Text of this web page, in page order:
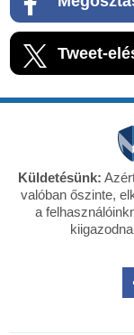
Tweet-
Küldetésünk:
valóban őszinte,
a